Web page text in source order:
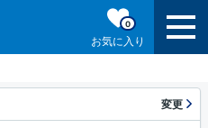
お気に入り
0
変更